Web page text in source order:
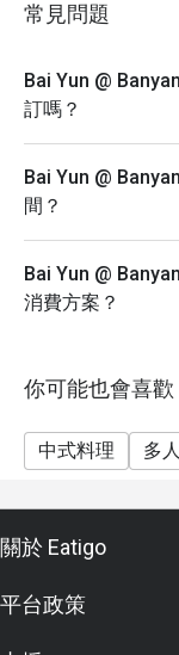
節日和公共假
穿著、拖鞋、
許進入）
常見問題
Bai Yun @
訂嗎？
Bai Yun @
間？
Bai Yun @
消費方案？
你可能也會喜歡
中式料理 多人
關於 Eatigo
平台政策